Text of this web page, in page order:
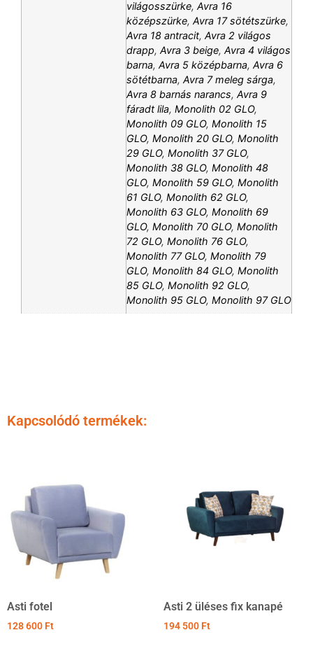
világosszürke, Avra 16
középszürke, Avra 17 sötétszürke,
Avra 18 antracit, Avra 2 világos
drapp, Avra 3 beige, Avra 4 világos
barna, Avra 5 középbarna, Avra 6
sötétbarna, Avra 7 meleg sárga,
Avra 8 barnás narancs, Avra 9
fáradt lila, Monolith 02 GLO,
Monolith 09 GLO, Monolith 15
GLO, Monolith 20 GLO, Monolith
29 GLO, Monolith 37 GLO,
Monolith 38 GLO, Monolith 48
GLO, Monolith 59 GLO, Monolith
61 GLO, Monolith 62 GLO,
Monolith 63 GLO, Monolith 69
GLO, Monolith 70 GLO, Monolith
72 GLO, Monolith 76 GLO,
Monolith 77 GLO, Monolith 79
GLO, Monolith 84 GLO, Monolith
85 GLO, Monolith 92 GLO,
Monolith 95 GLO, Monolith 97 GLO
Kapcsolódó termékek:
Asti fotel
128 600 Ft
Asti 2 üléses fix kanapé
194 500 Ft